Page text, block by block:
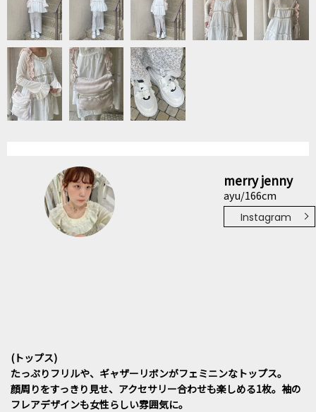
merry jenny
ayu/166cm
Instagram
(トップス)
たっぷりフリルや、ギャザーリボンがフェミニンなトップス。
顔周りをすっきり見せ、アクセサリー合わせも楽しめる1枚。袖の
フレアデザインも女性らしい雰囲気に。